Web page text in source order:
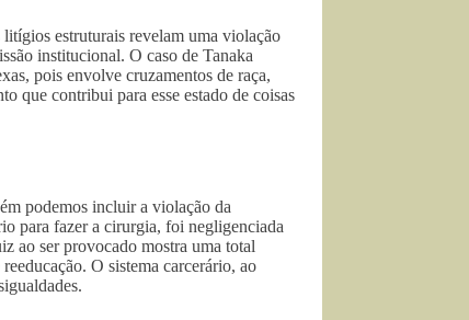
estruturais revelam uma violação
institucional. O caso de Tanaka
pois envolve cruzamentos de raça,
que contribui para esse estado de coisas
podemos incluir a violação da
para fazer a cirurgia, foi negligenciada
ao ser provocado mostra uma total
O sistema carcerário, ao